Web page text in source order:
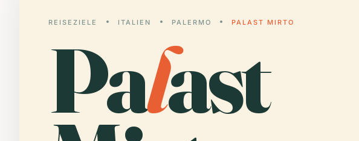
REISEZIELE ITALIEN PALERMO PALAST MIRTO
Palast